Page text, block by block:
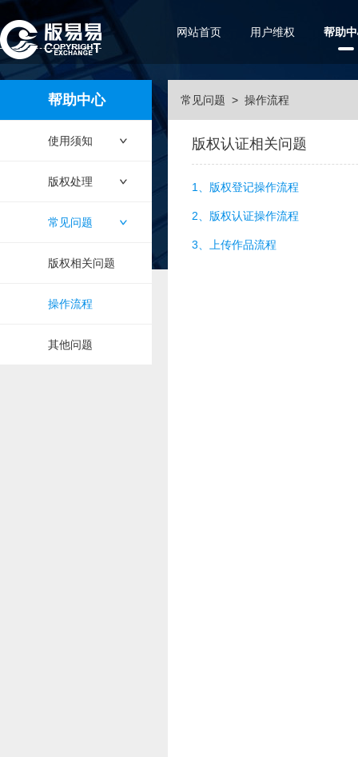
网站首页 用户维权 帮助
帮助中心
使用须知
版权处理
常见问题
版权相关问题
操作流程
其他问题
常见问题 > 操作流程
版权认证相关问题
1、版权登记操作流程
2、版权认证操作流程
3、上传作品流程